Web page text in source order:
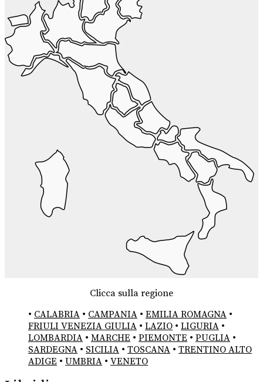
Clicca sulla regione
• CALABRIA • CAMPANIA • EMILIA ROMAGNA •
FRIULI VENEZIA GIULIA • LAZIO • LIGURIA •
LOMBARDIA • MARCHE • PIEMONTE • PUGLIA •
SARDEGNA • SICILIA • TOSCANA • TRENTINO ALTO
ADIGE • UMBRIA • VENETO